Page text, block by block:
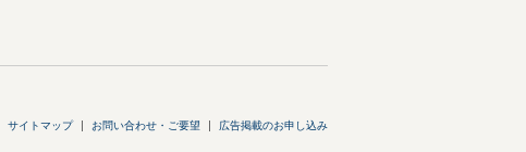
サイトマップ お問い合わせ・ご要望 広告掲載のお申し込み